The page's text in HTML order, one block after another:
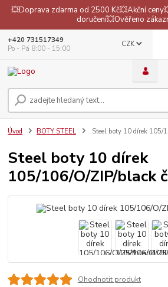
💥Doprava zdarma od 2500 Kč💥Akční
doručení💥Ověřeno
CZK
+420 731517349
Po - Pá 8:00 - 15:00
Úvod BOTY STEEL Steel boty 10 dírek 105/
Steel boty 10 dírek
105/106/O/ZIP/black
Ohodnotit produkt